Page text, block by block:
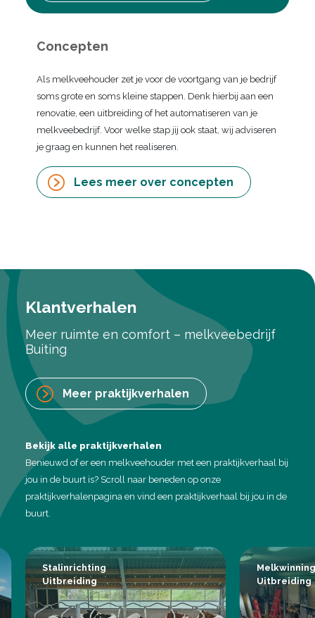
Concepten
Als melkveehouder zet je voor de voortgang van je bedrijf
soms grote en soms kleine stappen. Denk hierbij aan een
renovatie, een uitbreiding of het automatiseren van je
melkveebedrijf. Voor welke stap jij ook staat, wij adviseren
je graag en kunnen het realiseren.
Lees meer over concepten
Klantverhalen
Meer ruimte en comfort – melkveebedrijf
Buiting
Meer praktijkverhalen
Bekijk alle praktijkverhalen
Benieuwd of er een melkveehouder met een praktijkverhaal bij
jou in de buurt is? Scroll naar beneden op onze
praktijkverhalenpagina en vind een praktijkverhaal bij jou in de
buurt.
Stalinrichting
Uitbreiding
Melkwinning
Uitbreiding